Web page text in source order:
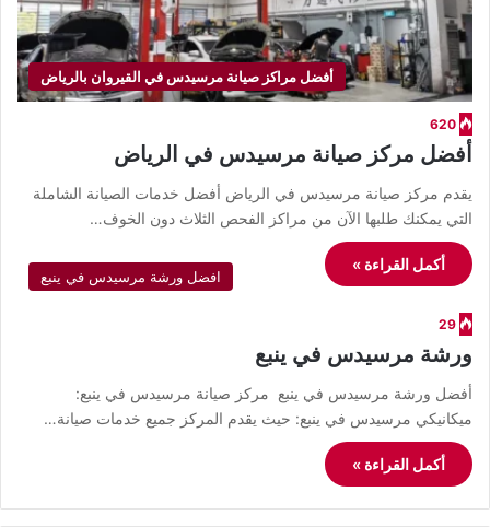
أفضل مراكز صيانة مرسيدس في القيروان بالرياض
620
أفضل مركز صيانة مرسيدس في الرياض
يقدم مركز صيانة مرسيدس في الرياض أفضل خدمات الصيانة الشاملة
التي يمكنك طلبها الآن من مراكز الفحص الثلاث دون الخوف…
أكمل القراءة »
افضل ورشة مرسيدس في ينبع
29
ورشة مرسيدس في ينبع
أفضل ورشة مرسيدس في ينبع مركز صيانة مرسيدس في ينبع:
ميكانيكي مرسيدس في ينبع: حيث يقدم المركز جميع خدمات صيانة…
أكمل القراءة »